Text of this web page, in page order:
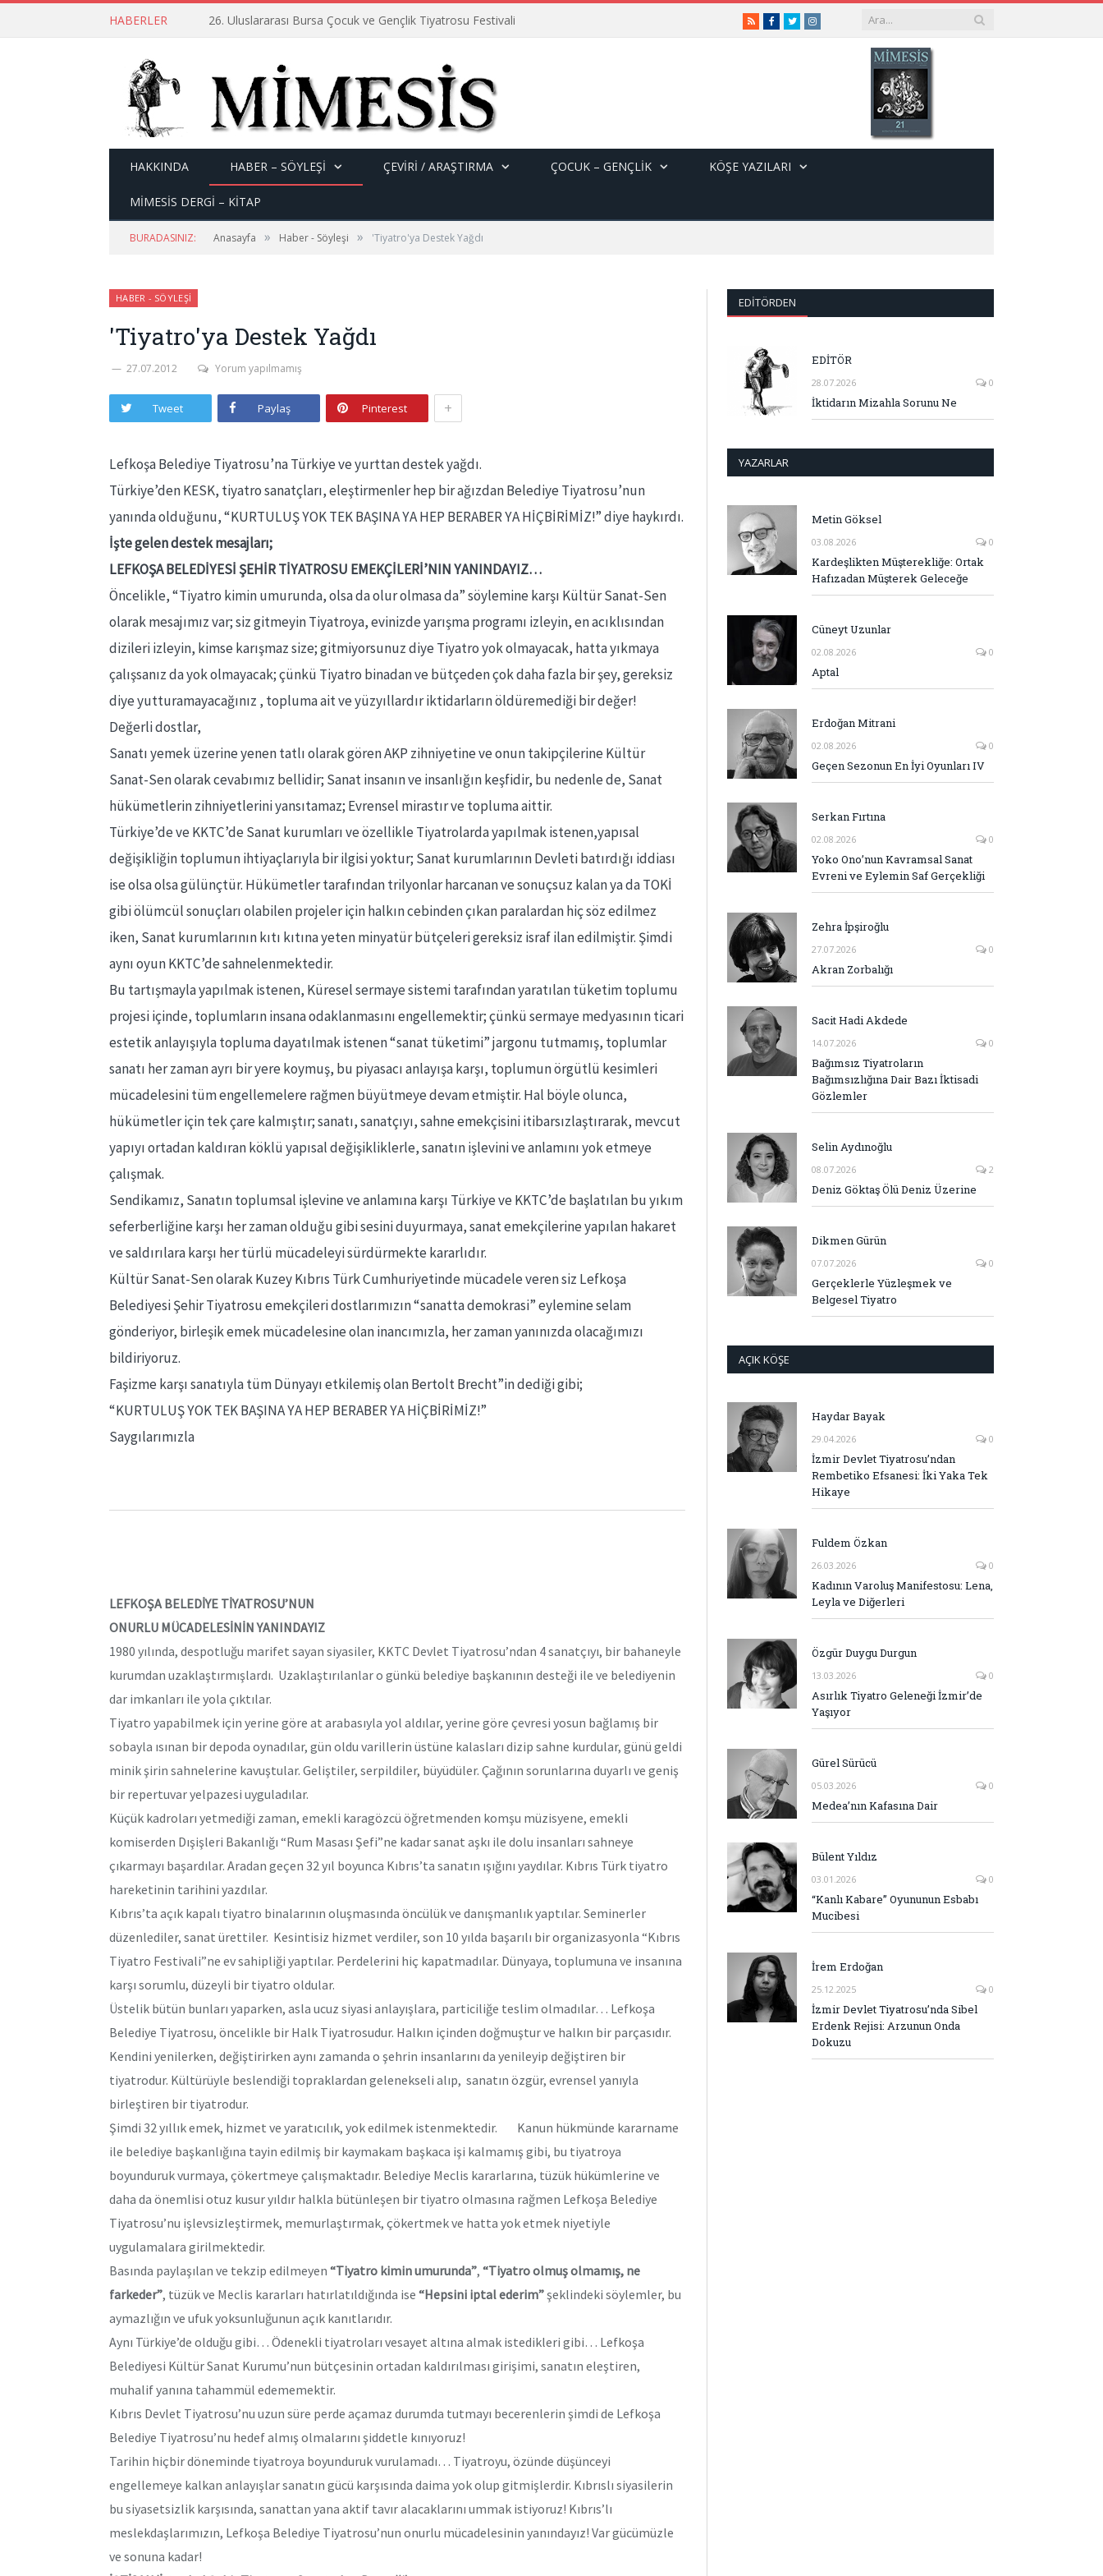
HABERLER 26. Uluslararası Bursa Çocuk ve Gençlik Tiyatrosu Festivali RSSFacebook
TwitterInstagram
HAKKINDA HABER – SÖYLEŞI ÇEVİRİ / ARAŞTIRMA ÇOCUK – GENÇLIK KÖŞE YAZILARI
MİMESİS DERGİ – KİTAP
BURADASINIZ: Anasayfa » Haber - Söyleşi » 'Tiyatro'ya Destek Yağdı
HABER - SÖYLEŞI
'Tiyatro'ya Destek Yağdı
27.07.2012 Yorum yapılmamış
Tweet Paylaş Pinterest +
Lefkoşa Belediye Tiyatrosu’na Türkiye ve yurttan destek yağdı.
Türkiye’den KESK, tiyatro sanatçları, eleştirmenler hep bir ağızdan Belediye Tiyatrosu’nun
yanında olduğunu,“KURTULUŞ YOK TEK BAŞINA YA HEP BERABER YA HİÇBİRİMİZ!” diye haykırdı.
İşte gelen destek mesajları;
LEFKOŞA BELEDİYESİ ŞEHİR TİYATROSU EMEKÇİLERİ’NIN YANINDAYIZ…
Öncelikle, “Tiyatro kimin umurunda, olsa da olur olmasa da” söylemine karşı Kültür Sanat-Sen
olarak mesajımız var; siz gitmeyin Tiyatroya, evinizde yarışma programı izleyin, en acıklısından
dizileri izleyin, kimse karışmaz size; gitmiyorsunuz diye Tiyatro yok olmayacak, hatta yıkmaya
çalışsanız da yok olmayacak; çünkü Tiyatro binadan ve bütçeden çok daha fazla bir şey, gereksiz
diye yutturamayacağınız , topluma ait ve yüzyıllardır iktidarların öldüremediği bir değer!
Değerli dostlar,
Sanatı yemek üzerine yenen tatlı olarak gören AKP zihniyetine ve onun takipçilerine Kültür
Sanat-Sen olarak cevabımız bellidir; Sanat insanın ve insanlığın keşfidir, bu nedenle de, Sanat
hükümetlerin zihniyetlerini yansıtamaz; Evrensel mirastır ve topluma aittir.
Türkiye’de ve KKTC’de Sanat kurumları ve özellikle Tiyatrolarda yapılmak istenen,yapısal
değişikliğin toplumun ihtiyaçlarıyla bir ilgisi yoktur; Sanat kurumlarının Devleti batırdığı iddiası
ise olsa olsa gülünçtür. Hükümetler tarafından trilyonlar harcanan ve sonuçsuz kalan ya da TOKİ
gibi ölümcül sonuçları olabilen projeler için halkın cebinden çıkan paralardan hiç söz edilmez
iken, Sanat kurumlarının kıtı kıtına yeten minyatür bütçeleri gereksiz israf ilan edilmiştir. Şimdi
aynı oyun KKTC’de sahnelenmektedir.
Bu tartışmayla yapılmak istenen, Küresel sermaye sistemi tarafından yaratılan tüketim toplumu
projesi içinde, toplumların insana odaklanmasını engellemektir; çünkü sermaye medyasının ticari
estetik anlayışıyla topluma dayatılmak istenen “sanat tüketimi” jargonu tutmamış, toplumlar
sanatı her zaman ayrı bir yere koymuş, bu piyasacı anlayışa karşı, toplumun örgütlü kesimleri
mücadelesini tüm engellemelere rağmen büyütmeye devam etmiştir. Hal böyle olunca,
hükümetler için tek çare kalmıştır; sanatı, sanatçıyı, sahne emekçisini itibarsızlaştırarak, mevcut
yapıyı ortadan kaldıran köklü yapısal değişikliklerle, sanatın işlevini ve anlamını yok etmeye
çalışmak.
Sendikamız, Sanatın toplumsal işlevine ve anlamına karşı Türkiye ve KKTC’de başlatılan bu yıkım
seferberliğine karşı her zaman olduğu gibi sesini duyurmaya, sanat emekçilerine yapılan hakaret
ve saldırılara karşı her türlü mücadeleyi sürdürmekte kararlıdır.
Kültür Sanat-Sen olarak Kuzey Kıbrıs Türk Cumhuriyetinde mücadele veren siz Lefkoşa
Belediyesi Şehir Tiyatrosu emekçileri dostlarımızın “sanatta demokrasi” eylemine selam
gönderiyor, birleşik emek mücadelesine olan inancımızla, her zaman yanınızda olacağımızı
bildiriyoruz.
Faşizme karşı sanatıyla tüm Dünyayı etkilemiş olan Bertolt Brecht”in dediği gibi;
“KURTULUŞ YOK TEK BAŞINA YA HEP BERABER YA HİÇBİRİMİZ!”
Saygılarımızla
LEFKOŞA BELEDİYE TİYATROSU’NUN
ONURLU MÜCADELESİNİN YANINDAYIZ
1980 yılında, despotluğu marifet sayan siyasiler, KKTC Devlet Tiyatrosu’ndan 4 sanatçıyı, bir bahaneyle
kurumdan uzaklaştırmışlardı. Uzaklaştırılanlar o günkü belediye başkanının desteği ile ve belediyenin
dar imkanları ile yola çıktılar.
Tiyatro yapabilmek için yerine göre at arabasıyla yol aldılar, yerine göre çevresi yosun bağlamış bir
sobayla ısınan bir depoda oynadılar, gün oldu varillerin üstüne kalasları dizip sahne kurdular, günü geldi
minik şirin sahnelerine kavuştular. Geliştiler, serpildiler, büyüdüler. Çağının sorunlarına duyarlı ve geniş
bir repertuvar yelpazesi uyguladılar.
Küçük kadroları yetmediği zaman, emekli karagözcü öğretmenden komşu müzisyene, emekli
komiserden Dışişleri Bakanlığı “Rum Masası Şefi”ne kadar sanat aşkı ile dolu insanları sahneye
çıkarmayı başardılar. Aradan geçen 32 yıl boyunca Kıbrıs’ta sanatın ışığını yaydılar. Kıbrıs Türk tiyatro
hareketinin tarihini yazdılar.
Kıbrıs’ta açık kapalı tiyatro binalarının oluşmasında öncülük ve danışmanlık yaptılar. Seminerler
düzenlediler, sanat ürettiler. Kesintisiz hizmet verdiler, son 10 yılda başarılı bir organizasyonla “Kıbrıs
Tiyatro Festivali”ne ev sahipliği yaptılar. Perdelerini hiç kapatmadılar. Dünyaya, toplumuna ve insanına
karşı sorumlu, düzeyli bir tiyatro oldular.
Üstelik bütün bunları yaparken, asla ucuz siyasi anlayışlara, particiliğe teslim olmadılar… Lefkoşa
Belediye Tiyatrosu, öncelikle bir Halk Tiyatrosudur. Halkın içinden doğmuştur ve halkın bir parçasıdır.
Kendini yenilerken, değiştirirken aynı zamanda o şehrin insanlarını da yenileyip değiştiren bir
tiyatrodur. Kültürüyle beslendiği topraklardan gelenekseli alıp, sanatın özgür, evrensel yanıyla
birleştiren bir tiyatrodur.
Şimdi 32 yıllık emek, hizmet ve yaratıcılık, yok edilmek istenmektedir. Kanun hükmünde kararname
ile belediye başkanlığına tayin edilmiş bir kaymakam başkaca işi kalmamış gibi, bu tiyatroya
boyunduruk vurmaya, çökertmeye çalışmaktadır. Belediye Meclis kararlarına, tüzük hükümlerine ve
daha da önemlisi otuz kusur yıldır halkla bütünleşen bir tiyatro olmasına rağmen Lefkoşa Belediye
Tiyatrosu’nu işlevsizleştirmek, memurlaştırmak, çökertmek ve hatta yok etmek niyetiyle
uygulamalara girilmektedir.
Basında paylaşılan ve tekzip edilmeyen “Tiyatro kimin umurunda”, “Tiyatro olmuş olmamış, ne
farkeder”, tüzük ve Meclis kararları hatırlatıldığında ise “Hepsini iptal ederim”şeklindeki söylemler, bu
aymazlığın ve ufuk yoksunluğunun açık kanıtlarıdır.
Aynı Türkiye’de olduğu gibi… Ödenekli tiyatroları vesayet altına almak istedikleri gibi… Lefkoşa
Belediyesi Kültür Sanat Kurumu’nun bütçesinin ortadan kaldırılması girişimi, sanatın eleştiren,
muhalif yanına tahammül edememektir.
Kıbrıs Devlet Tiyatrosu’nu uzun süre perde açamaz durumda tutmayı becerenlerin şimdi de Lefkoşa
Belediye Tiyatrosu’nu hedef almış olmalarını şiddetle kınıyoruz!
Tarihin hiçbir döneminde tiyatroya boyunduruk vurulamadı… Tiyatroyu, özünde düşünceyi
engellemeye kalkan anlayışlar sanatın gücü karşısında daima yok olup gitmişlerdir. Kıbrıslı siyasilerin
bu siyasetsizlik karşısında, sanattan yana aktif tavır alacaklarını ummak istiyoruz! Kıbrıs’lı
meslekdaşlarımızın, Lefkoşa Belediye Tiyatrosu’nun onurlu mücadelesinin yanındayız! Var gücümüzle
ve sonuna kadar!
EDITÖRDEN
EDİTÖR
28.07.2026 0
İktidarın Mizahla Sorunu Ne
YAZARLAR
Metin Göksel
03.08.2026 0
Kardeşlikten Müşterekliğe: Ortak
Hafızadan Müşterek Geleceğe
Cüneyt Uzunlar
02.08.2026 0
Aptal
Erdoğan Mitrani
02.08.2026 0
Geçen Sezonun En İyi Oyunları IV
Serkan Fırtına
02.08.2026 0
Yoko Ono’nun Kavramsal Sanat
Evreni ve Eylemin Saf Gerçekliği
Zehra İpşiroğlu
27.07.2026 0
Akran Zorbalığı
Sacit Hadi Akdede
14.07.2026 0
Bağımsız Tiyatroların
Bağımsızlığına Dair Bazı İktisadi
Gözlemler
Selin Aydınoğlu
08.07.2026 2
Deniz Göktaş Ölü Deniz Üzerine
Dikmen Gürün
07.07.2026 0
Gerçeklerle Yüzleşmek ve
Belgesel Tiyatro
AÇIK KÖŞE
Haydar Bayak
29.04.2026 0
İzmir Devlet Tiyatrosu’ndan
Rembetiko Efsanesi: İki Yaka Tek
Hikaye
Fuldem Özkan
26.03.2026 0
Kadının Varoluş Manifestosu: Lena,
Leyla ve Diğerleri
Özgür Duygu Durgun
13.03.2026 0
Asırlık Tiyatro Geleneği İzmir’de
Yaşıyor
Gürel Sürücü
05.03.2026 0
Medea’nın Kafasına Dair
Bülent Yıldız
03.01.2026 0
“Kanlı Kabare” Oyununun Esbabı
Mucibesi
İrem Erdoğan
25.12.2025 0
İzmir Devlet Tiyatrosu’nda Sibel
Erdenk Rejisi: Arzunun Onda
Dokuzu